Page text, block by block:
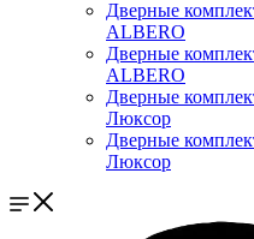
Дверные
ALBERO
Дверные
ALBERO
Дверные
Люксор
Дверные
Люксор